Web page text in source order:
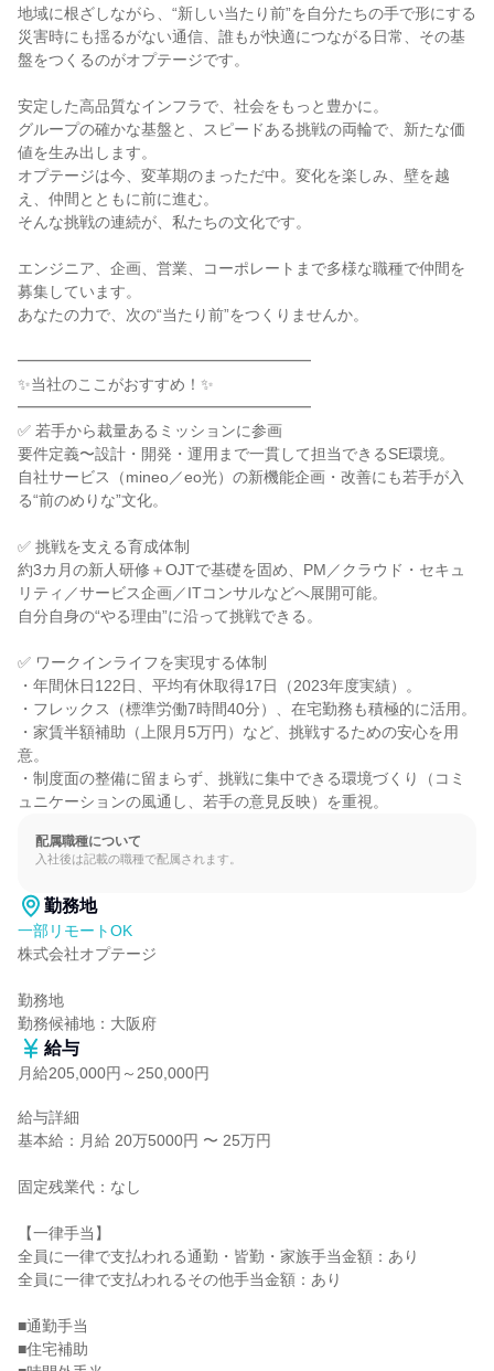
地域に根ざしながら、“新しい当たり前”を自分たちの手で形にする
災害時にも揺るがない通信、誰もが快適につながる日常、その基
盤をつくるのがオプテージです。
安定した高品質なインフラで、社会をもっと豊かに。
グループの確かな基盤と、スピードある挑戦の両輪で、新たな価
値を生み出します。
オプテージは今、変革期のまっただ中。変化を楽しみ、壁を越
え、仲間とともに前に進む。
そんな挑戦の連続が、私たちの文化です。
エンジニア、企画、営業、コーポレートまで多様な職種で仲間を
募集しています。
あなたの力で、次の“当たり前”をつくりませんか。
━━━━━━━━━━━━━━━━━━━
✨当社のここがおすすめ！✨
━━━━━━━━━━━━━━━━━━━
✅ 若手から裁量あるミッションに参画
要件定義〜設計・開発・運用まで一貫して担当できるSE環境。
自社サービス（mineo／eo光）の新機能企画・改善にも若手が入
る“前のめりな”文化。
✅ 挑戦を支える育成体制
約3カ月の新人研修＋OJTで基礎を固め、PM／クラウド・セキュ
リティ／サービス企画／ITコンサルなどへ展開可能。
自分自身の“やる理由”に沿って挑戦できる。
✅ ワークインライフを実現する体制
・年間休日122日、平均有休取得17日（2023年度実績）。
・フレックス（標準労働7時間40分）、在宅勤務も積極的に活用。
・家賃半額補助（上限月5万円）など、挑戦するための安心を用
意。
・制度面の整備に留まらず、挑戦に集中できる環境づくり（コミ
ュニケーションの風通し、若手の意見反映）を重視。
配属職種について
入社後は記載の職種で配属されます。
勤務地
一部リモートOK
株式会社オプテージ
勤務地
勤務候補地：大阪府
給与
月給205,000円～250,000円
給与詳細
基本給：月給 20万5000円 〜 25万円
固定残業代：なし
【一律手当】
全員に一律で支払われる通勤・皆勤・家族手当金額：あり
全員に一律で支払われるその他手当金額：あり
■通勤手当
■住宅補助